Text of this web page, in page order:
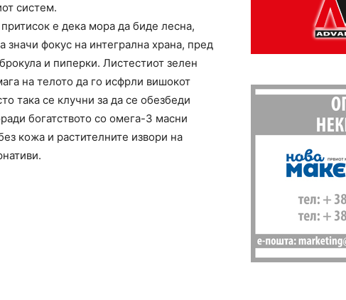
систем.
е дека мора да биде лесна,
фокус на интегрална храна, пред
и пиперки. Листестиот зелен
на телото да го исфрли вишокот
така се клучни за да се обезбеди
богатството со омега-3 масни
кожа и растителните извори на